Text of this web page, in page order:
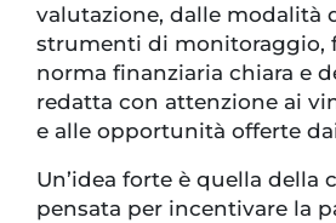
valutazione, dalle modalità
strumenti di monitoraggio,
norma finanziaria chiara e
redatta con attenzione ai
e alle opportunità offerte
Un’idea forte è quella della
pensata per incentivare la